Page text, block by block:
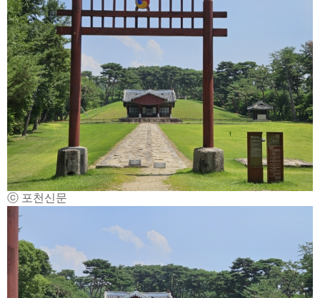
ⓒ 포천신문